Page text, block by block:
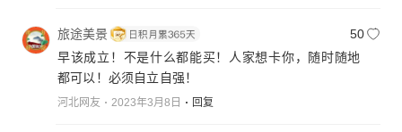
旅途美景
50
早该成立！不是什么都能买！人家想卡你，随时随地
都可以！必须自立自强！
河北网友 2023年3月8日 回复